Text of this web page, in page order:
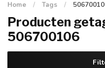
Home / Tags /
Producten
506700106